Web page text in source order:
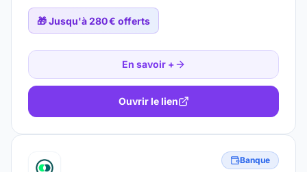
🎁Jusqu'à 280 € offerts
En savoir +
Ouvrir le lien
Banque